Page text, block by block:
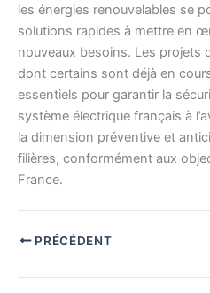
les énergies renouvelables se
solutions rapides à mettre en
nouveaux besoins. Les projets
dont certains sont déjà en
essentiels pour garantir la
système électrique français à
la dimension préventive et
filières, conformément aux
France.
PRÉCÉDENT